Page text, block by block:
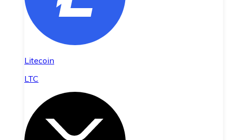
Litecoin
LTC